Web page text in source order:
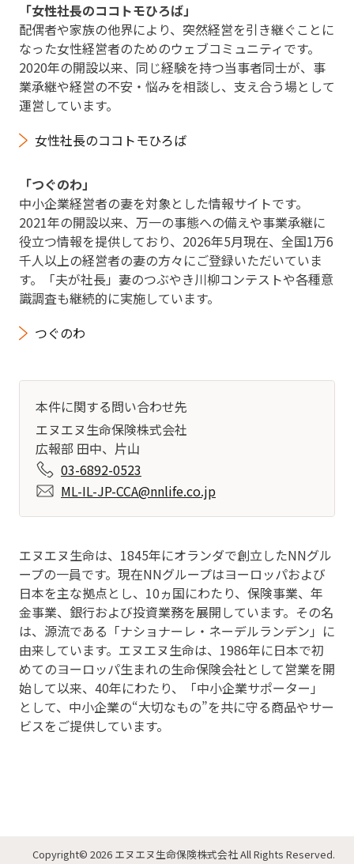
「女性社長のココトモひろば」
配偶者や家族の他界により、突然経営を引き継ぐことに
なった女性経営者のためのウェブコミュニティです。
2020年の開設以来、同じ経験を持つ当事者同士が、事
業承継や経営の不安・悩みを相談し、支え合う場として
運営しています。
女性社長のココトモひろば
「つぐのわ」
中小企業経営者の妻を対象とした情報サイトです。
2021年の開設以来、万一の事態への備えや事業承継に
役立つ情報を提供しており、2026年5月現在、全国1万6
千人以上の経営者の妻の方々にご登録いただいていま
す。「夫が社長」妻のつぶやき川柳コンテストや各種意
識調査も継続的に実施しています。
つぐのわ
本件に関する問い合わせ先
エヌエヌ生命保険株式会社
広報部 田中、片山
03-6892-0523
ML-IL-JP-CCA@nnlife.co.jp
エヌエヌ生命は、1845年にオランダで創立したNNグル
ープの一員です。現在NNグループはヨーロッパおよび
日本を主な拠点とし、10ヵ国にわたり、保険事業、年
金事業、銀行および投資業務を展開しています。その名
は、源流である「ナショナーレ・ネーデルランデン」に
由来しています。エヌエヌ生命は、1986年に日本で初
めてのヨーロッパ生まれの生命保険会社として営業を開
始して以来、40年にわたり、「中小企業サポーター」
として、中小企業の“大切なもの”を共に守る商品やサー
ビスをご提供しています。
Copyright© 2026 エヌエヌ生命保険株式会社All Rights Reserved.